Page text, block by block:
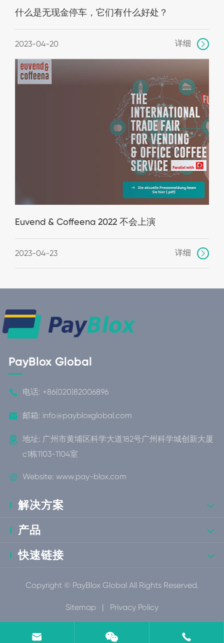
什么是无现金停车，它们有什么好处？
2023-04-20 详细 
Euvend & Coffeena 2022 不会上演
2023-04-23 详细 
PayBlox Global
 电话: +86(020)82006896
 邮箱: info@paybloxglobal.com
 地址: 广州市黄埔区科学大道182号广州科学城创新大厦
c1栋1103-1104室
 Website: www.pay-blox.com
解决方案 
产品 
快速链接 
Copyright © PayBlox Global All Rights Reserved.
Sitemap | Privacy Policy
 